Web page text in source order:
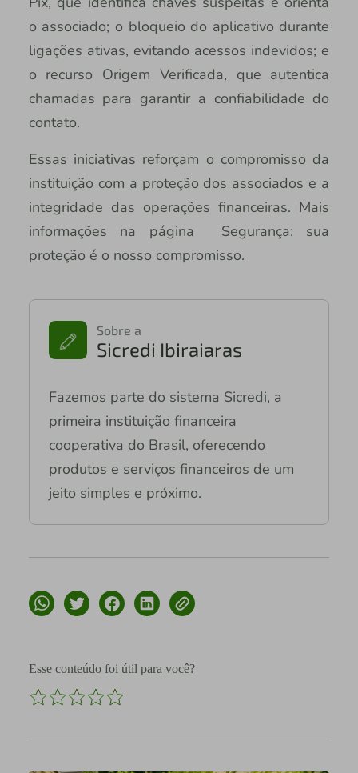
o associado; o bloqueio do aplicativo durante
ligações ativas, evitando acessos indevidos; e
o recurso Origem Verificada, que autentica
chamadas para garantir a confiabilidade do
contato.
Essas iniciativas reforçam o compromisso da
instituição com a proteção dos associados e a
integridade das operações financeiras. Mais
informações na página Segurança: sua
proteção é o nosso compromisso.
Sobre a
Sicredi Ibiraiaras
Fazemos parte do sistema Sicredi, a
primeira instituição financeira
cooperativa do Brasil, oferecendo
produtos e serviços financeiros de um
jeito simples e próximo.
Esse conteúdo foi útil para você?